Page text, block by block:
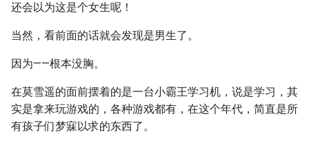
还会以为这是个女生呢！
当然，看前面的话就会发现是男生了。
因为——根本没胸。
在莫雪遥的面前摆着的是一台小霸王学习机，说是学习，其
实是拿来玩游戏的，各种游戏都有，在这个年代，简直是所
有孩子们梦寐以求的东西了。